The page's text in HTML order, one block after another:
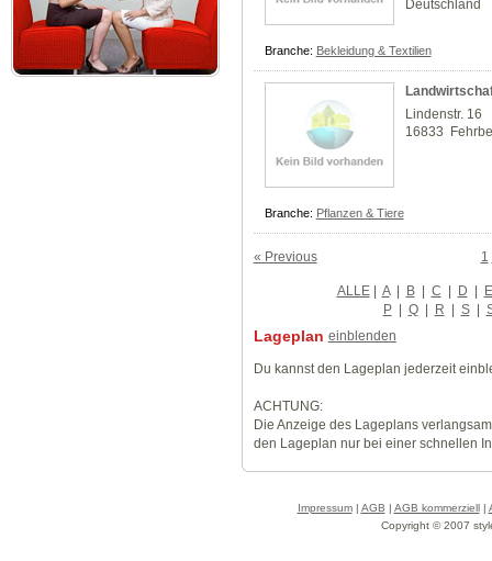
Deutschland
Branche: Bekleidung & Textilien
Lindenstr. 16
16833
Branche: Pflanzen & Tiere
« Previous 1
ALLE| A | B | C | D | E
P | Q | R | S |
Lageplan einblenden
Du kannst den Lageplan jederzeit
ACHTUNG:
Die Anzeige des Lageplans
den Lageplan nur bei einer schnellen
Impressum| AGB | AGB kommerziell|
Copyright © 2007